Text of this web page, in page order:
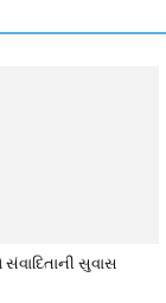
સુવાસ